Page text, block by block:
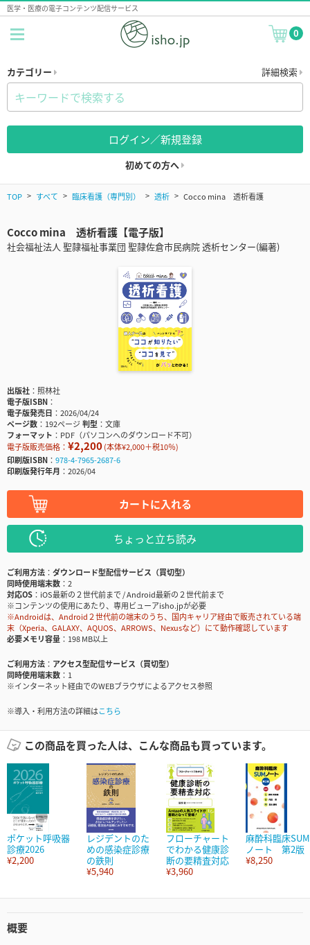
医学・医療の電子コンテンツ配信サービス
0
カテゴリー 詳細検索
ログイン／新規登録
初めての方へ
TOP すべて 臨床看護（専門別） 透析 Cocco mina 透析看護
Cocco mina 透析看護【電子版】
社会福祉法人 聖隷福祉事業団 聖隷佐倉市民病院 透析センター(編著)
出版社
照林社
電子版ISBN
電子版発売日
2026/04/24
ページ数
192ページ判型
文庫
フォーマット
PDF（パソコンへのダウンロード不可）
電子版販売価格： ¥2,200(本体¥2,000＋税10％)
印刷版ISBN
978-4-7965-2687-6
印刷版発行年月
2026/04
カートに入れる
ちょっと立ち読み
ご利用方法
ダウンロード型配信サービス（買切型）
同時使用端末数
2
対応OS
iOS最新の２世代前まで / Android最新の２世代前まで
※コンテンツの使用にあたり、専用ビューアisho.jpが必要
※Androidは、Android２世代前の端末のうち、国内キャリア経由で販売されている端
末（Xperia、GALAXY、AQUOS、ARROWS、Nexusなど）にて動作確認しています
必要メモリ容量
198 MB以上
ご利用方法
アクセス型配信サービス（買切型）
同時使用端末数
1
※インターネット経由でのWEBブラウザによるアクセス参照
※導入・利用方法の詳細はこちら
この商品を買った人は、こんな商品も買っています。
ポケット呼吸器
診療2026
¥2,200
レジデントのた
めの感染症診療
の鉄則
¥5,940
フローチャート
でわかる健康診
断の要精査対応
¥3,960
麻酔科臨床SUM
ノート 第2版
¥8,250
概要